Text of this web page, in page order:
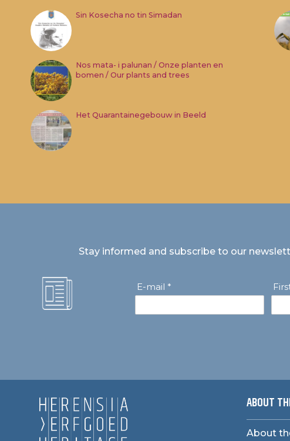
Sin Kosecha no tin Simadan
Nos mata- i palunan / Onze planten en
bomen / Our plants and trees
Het Quarantainegebouw in Beeld
Stay informed and subscribe to our
E-mail *
ABOUT
About